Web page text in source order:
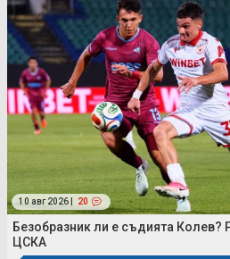
10 авг 2026 | 20
Безобразник ли е съдията Колев?
ЦСКА